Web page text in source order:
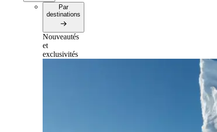
Par
destinations
Nouveautés
et
exclusivités